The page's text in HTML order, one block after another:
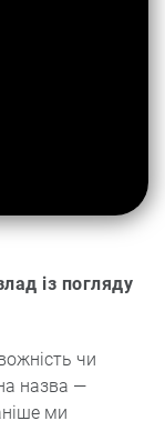
із погляду
чи
назва —
ми